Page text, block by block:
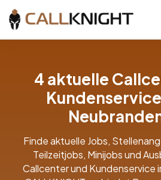
4 aktuelle
Finde aktuelle Jobs,
Teilzeitjobs, Minijobs und
Callcenter und Kundenservice